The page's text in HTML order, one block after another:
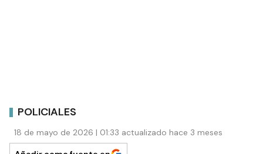
POLICIALES
18 de mayo de 2026 | 01:33 actualizado hace 3 meses